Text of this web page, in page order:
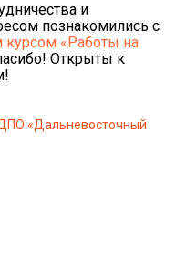
и
познакомились с
«Работы на
Открыты к
«Дальневосточный